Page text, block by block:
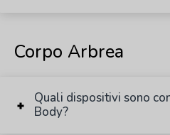
Corpo Arbrea
Quali dispositivi sono
Body?